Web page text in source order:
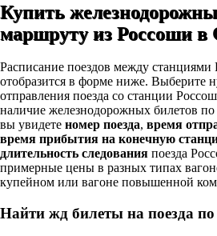
Купить
маршруту из Россоши в
Расписание поездов между станциями
отобразится в форме ниже. Выберите
отправления поезда со станции
наличие железнодорожных билетов
вы увидете номер поезда, время
время прибытия на конечную
длительность следования поезда
примерные цены в разных типах
купейном или вагоне повышенной
Найти жд билеты на поезда